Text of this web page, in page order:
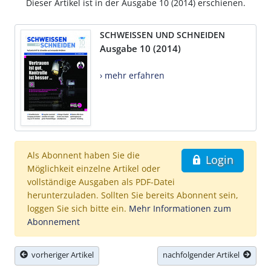
Dieser Artikel ist in der Ausgabe 10 (2014) erschienen.
SCHWEISSEN UND SCHNEIDEN
Ausgabe 10 (2014)
› mehr erfahren
Login
Als Abonnent haben Sie die
Möglichkeit einzelne Artikel oder
vollständige Ausgaben als PDF-Datei
herunterzuladen. Sollten Sie bereits Abonnent sein,
loggen Sie sich bitte ein. Mehr Informationen zum
Abonnement
vorheriger Artikel nachfolgender Artikel